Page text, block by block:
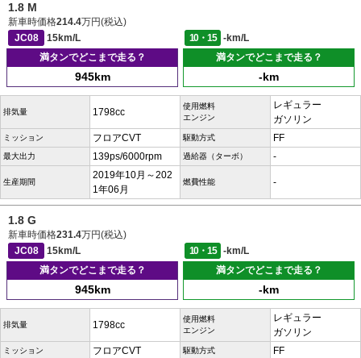
1.8 M
新車時価格214.4万円(税込)
JC08
15km/L 10・15
-km/L
満タンでどこまで走る？
945km
満タンでどこまで走る？
-km
排気量 1798cc
使用燃料
エンジン
レギュラー
ガソリン
ミッション フロアCVT 駆動方式 FF
最大出力 139ps/6000rpm 過給器（ターボ） -
生産期間
2019年10月～202
1年06月
燃費性能 -
1.8 G
新車時価格231.4万円(税込)
JC08
15km/L 10・15
-km/L
満タンでどこまで走る？
945km
満タンでどこまで走る？
-km
排気量 1798cc
使用燃料
エンジン
レギュラー
ガソリン
ミッション フロアCVT 駆動方式 FF